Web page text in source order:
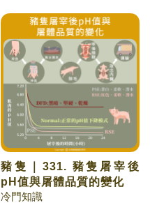
豬隻｜331. 豬隻屠宰後
pH值與屠體品質的變化
冷門知識